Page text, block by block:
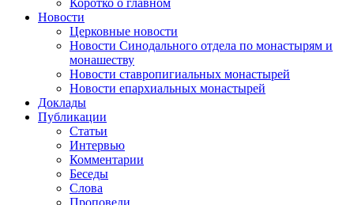
Коротко о главном
Новости
Церковные новости
Новости Синодального отдела по монастырям и
монашеству
Новости ставропигиальных монастырей
Новости епархиальных монастырей
Доклады
Публикации
Статьи
Интервью
Комментарии
Беседы
Слова
Проповеди